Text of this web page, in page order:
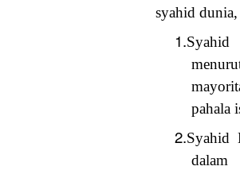
syahid dunia,
1.Syahid
pahala
2.Syahid
dalam